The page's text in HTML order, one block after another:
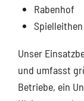
Rabenhof
Spielleithen
Unser
und umfasst
Betriebe, ein